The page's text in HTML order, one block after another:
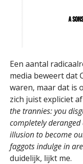
Een aantal
media beweert dat
waren, maar dat is
zich juist expliciet
the trannies: you
completely
illusion to become
faggots indulge in
duidelijk, lijkt me.